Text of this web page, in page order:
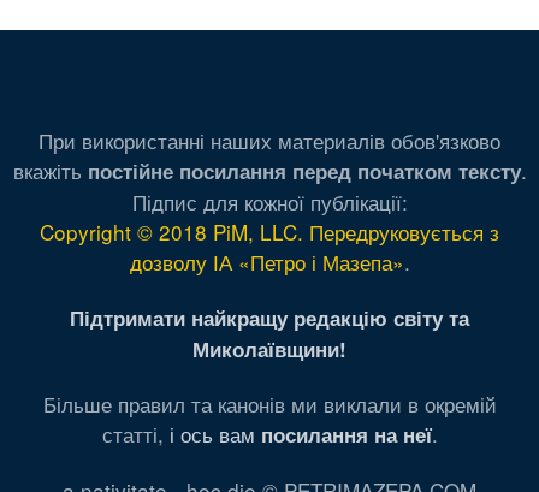
При використанні наших материалів обов'язково
вкажіть постійне посилання перед початком тексту.
Підпис для кожної публікації:
Copyright © 2018 PiM, LLC. Передруковується з
дозволу ІА «Петро і Мазепа».
Підтримати найкращу редакцію світу та
Миколаївщини!
Більше правил та канонів ми виклали в окремій
статті, і ось вам посилання на неї.